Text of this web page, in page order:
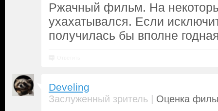
Ржачный фильм. На
ухахатывался. Если
получилась бы вполне
Develing
Заслуженный зритель | Оценка